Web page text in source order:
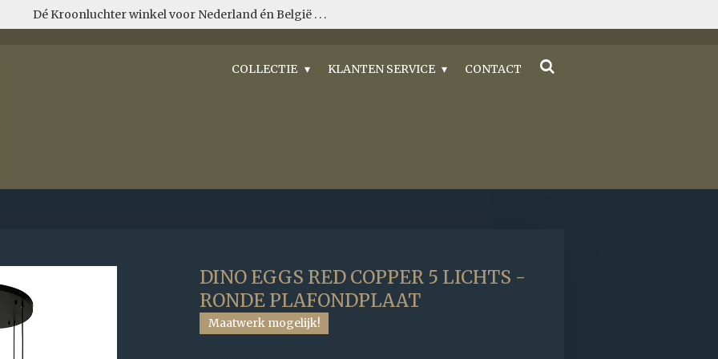
Dé Kroonluchter winkel voor Nederland én België . . .
COLLECTIE KLANTEN SERVICE CONTACT
DINO EGGS RED COPPER 5 LICHTS -
RONDE PLAFONDPLAAT
Maatwerk mogelijk!